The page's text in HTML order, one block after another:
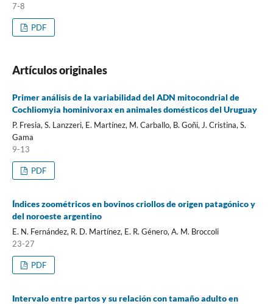
7-8
PDF
Artículos originales
Primer análisis de la variabilidad del ADN mitocondrial de
Cochliomyia hominivorax en animales domésticos del Uruguay
P. Fresia, S. Lanzzeri, E. Martínez, M. Carballo, B. Goñi, J. Cristina, S.
Gama
9-13
PDF
Índices zoométricos en bovinos criollos de origen patagónico y
del noroeste argentino
E. N. Fernández, R. D. Martínez, E. R. Género, A. M. Broccoli
23-27
PDF
Intervalo entre partos y su relación con tamaño adulto en